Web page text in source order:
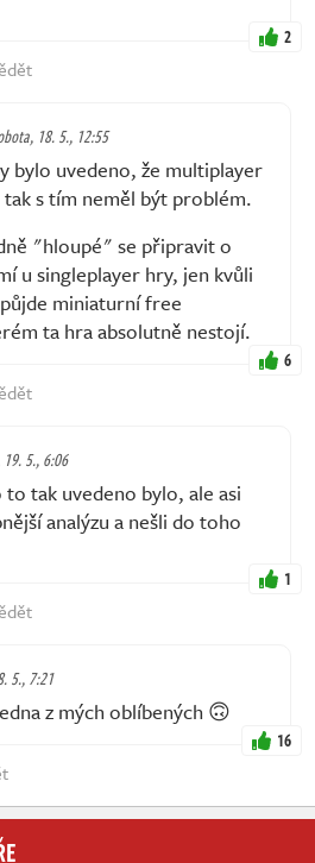
2
18. 5., 12:55
bylo uvedeno, že multiplayer
s tím neměl být problém.
"hloupé" se připravit o
u singleplayer hry, jen kvůli
miniaturní free
ta hra absolutně nestojí.
6
19. 5., 6:06
tak uvedeno bylo, ale asi
analýzu a nešli do toho
1
5., 7:21
z mých oblíbených 🙃
16